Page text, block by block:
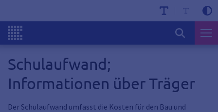
Schulaufwand;
Informationen über Träger
Der Schulaufwand umfasst die Kosten für den Bau und